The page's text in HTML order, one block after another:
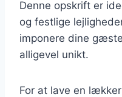
Denne opskrift er
og festlige
imponere dine
alligevel unikt.
For at lave en